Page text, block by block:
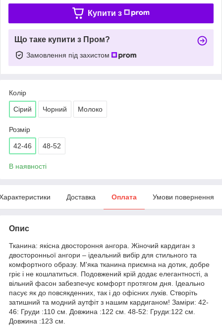
Купити з
Що таке купити з Пром?
Замовлення під захистом
Колір
Сірий Чорний Молоко
Розмір
42-46 48-52
В наявності
Доставка Оплата Умови повернення
Опис
Тканина: якісна двостороння ангора. Жіночий кардиган з
двосторонньої ангори – ідеальний вибір для стильного та
комфортного образу. М'яка тканина приємна на дотик, добре
гріє і не кошлатиться. Подовжений крій додає елегантності, а
вільний фасон забезпечує комфорт протягом дня. Ідеально
пасує як до повсякденних, так і до офісних луків. Створіть
затишний та модний аутфіт з нашим кардиганом! Заміри: 42-
46: Груди :110 см. Довжина :122 см. 48-52: Груди:122 см.
Довжина :123 см.